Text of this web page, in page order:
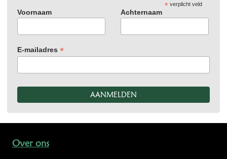
*verplicht veld
Voornaam Achternaam
E-mailadres *
Over ons